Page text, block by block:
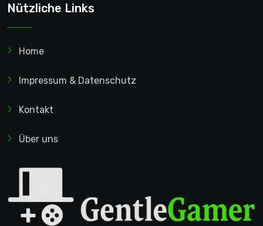
Nützliche Links
Home
Impressum & Datenschutz
Kontakt
Über uns